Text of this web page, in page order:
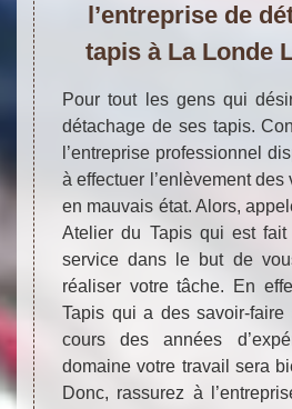
l’entreprise de
tapis à La Londe
Pour tout les gens qui
détachage de ses tapis.
l’entreprise professionnel
à effectuer l’enlèvement
en mauvais état. Alors,
Atelier du Tapis qui est
service dans le but de
réaliser votre tâche. En
Tapis qui a des savoir-
cours des années
domaine votre travail sera
Donc, rassurez à